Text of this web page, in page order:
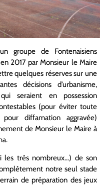
groupe de Fontenaisiens
2017 par Monsieur le Maire
quelques réserves sur une
décisions d’urbanisme,
seraient en possession
(pour éviter toute
diffamation aggravée)
de Monsieur le Maire à
les très nombreux…) de son
notre seul stade
de préparation des jeux